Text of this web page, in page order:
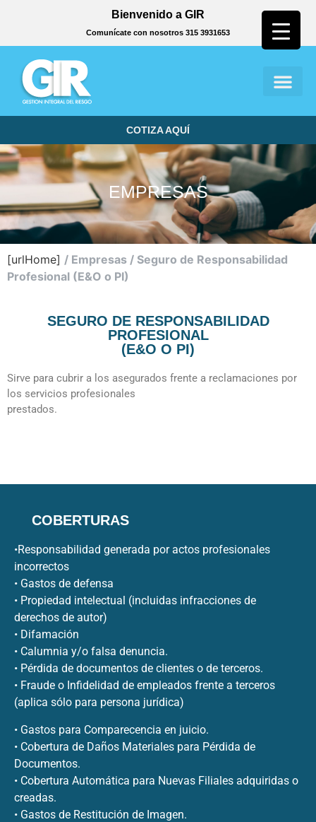
Bienvenido a GIR
Comunícate con nosotros 315 3931653
COTIZA AQUÍ
EMPRESAS
[urlHome] / Empresas / Seguro de Responsabilidad
Profesional (E&O o PI)
SEGURO DE RESPONSABILIDAD
PROFESIONAL
(E&O O PI)
Sirve para cubrir a los asegurados frente a reclamaciones por
los servicios profesionales
prestados.
COBERTURAS
•Responsabilidad generada por actos profesionales
incorrectos
• Gastos de defensa
• Propiedad intelectual (incluidas infracciones de
derechos de autor)
• Difamación
• Calumnia y/o falsa denuncia.
• Pérdida de documentos de clientes o de terceros.
• Fraude o Infidelidad de empleados frente a terceros
(aplica sólo para persona jurídica)
• Gastos para Comparecencia en juicio.
• Cobertura de Daños Materiales para Pérdida de
Documentos.
• Cobertura Automática para Nuevas Filiales adquiridas o
creadas.
• Gastos de Restitución de Imagen.